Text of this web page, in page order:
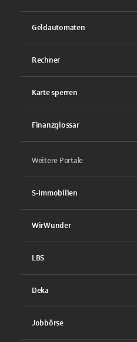
Geldautomaten
Rechner
Karte sperren
Finanzglossar
Weitere Portale
S-Immobilien
WirWunder
LBS
Deka
Jobbörse